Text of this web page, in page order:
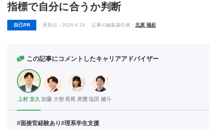
指標で自分に合うか判断
自己PR 更新日： 2026.6.24 記事の編集責任者： 北原 瑞起
この記事にコメントしたキャリアアドバイザー
上村 京久 加藤 大智長尾 美慧塩田 健斗
#面接官経験あり#理系学生支援